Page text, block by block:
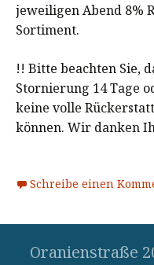
jeweiligen Abend 8%
Sortiment.
!! Bitte beachten Sie,
Stornierung 14 Tage
keine volle
können. Wir danken
Schreibe einen
Oranienstraße